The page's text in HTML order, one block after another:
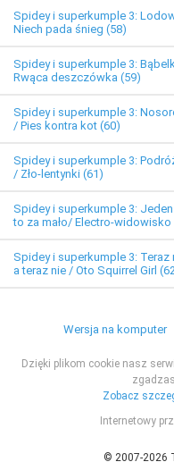
Spidey i superkumple 3:
Niech pada śnieg (58)
Spidey i superkumple 3:
Rwąca deszczówka (59)
Spidey i superkumple 3:
/ Pies kontra kot (60)
Spidey i superkumple 3:
/ Zło-lentynki (61)
Spidey i superkumple 3:
to za mało/ Electro-widowisko
Spidey i superkumple 3: Teraz
a teraz nie / Oto Squirrel Girl
Wersja na komputer
Dzięki plikom cookie nasz
Zobacz
Internetowy
© 2007-2026